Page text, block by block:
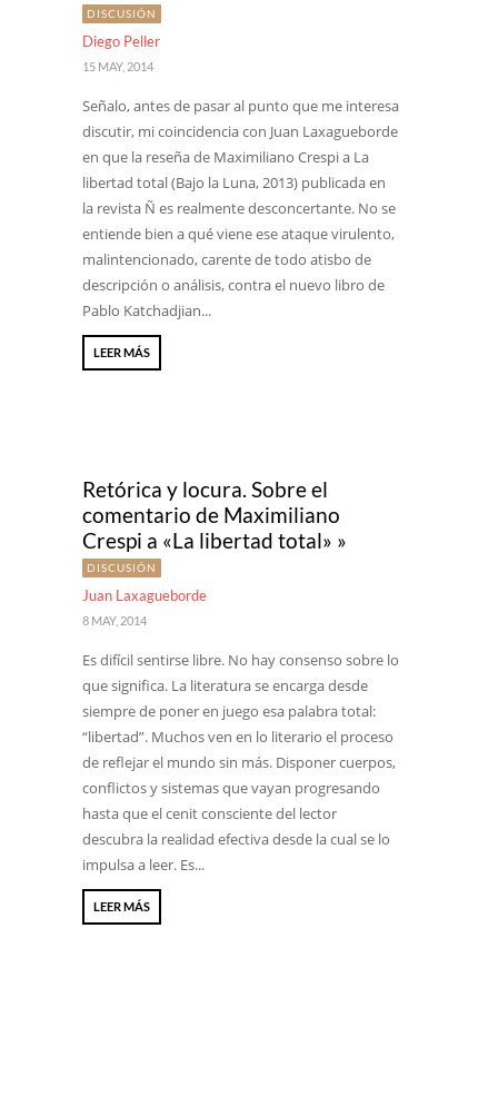
DISCUSIÓN
Diego Peller
15 MAY, 2014
Señalo, antes de pasar al punto que me interesa
discutir, mi coincidencia con Juan Laxagueborde
en que la reseña de Maximiliano Crespi a La
libertad total (Bajo la Luna, 2013) publicada en
la revista Ñ es realmente desconcertante. No se
entiende bien a qué viene ese ataque virulento,
malintencionado, carente de todo atisbo de
descripción o análisis, contra el nuevo libro de
Pablo Katchadjian...
LEER MÁS
Retórica y locura. Sobre el
comentario de Maximiliano
Crespi a «La libertad total» »
DISCUSIÓN
Juan Laxagueborde
8 MAY, 2014
Es difícil sentirse libre. No hay consenso sobre lo
que significa. La literatura se encarga desde
siempre de poner en juego esa palabra total:
“libertad”. Muchos ven en lo literario el proceso
de reflejar el mundo sin más. Disponer cuerpos,
conflictos y sistemas que vayan progresando
hasta que el cenit consciente del lector
descubra la realidad efectiva desde la cual se lo
impulsa a leer. Es...
LEER MÁS